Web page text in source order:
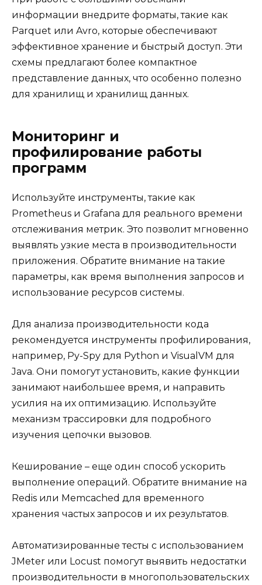
информации внедрите форматы, такие как
Parquet или Avro, которые обеспечивают
эффективное хранение и быстрый доступ. Эти
схемы предлагают более компактное
представление данных, что особенно полезно
для хранилищ и хранилищ данных.
Мониторинг и
профилирование работы
программ
Используйте инструменты, такие как
Prometheus и Grafana для реального времени
отслеживания метрик. Это позволит мгновенно
выявлять узкие места в производительности
приложения. Обратите внимание на такие
параметры, как время выполнения запросов и
использование ресурсов системы.
Для анализа производительности кода
рекомендуется инструменты профилирования,
например, Py-Spy для Python и VisualVM для
Java. Они помогут установить, какие функции
занимают наибольшее время, и направить
усилия на их оптимизацию. Используйте
механизм трассировки для подробного
изучения цепочки вызовов.
Кеширование – еще один способ ускорить
выполнение операций. Обратите внимание на
Redis или Memcached для временного
хранения частых запросов и их результатов.
Автоматизированные тесты с использованием
JMeter или Locust помогут выявить недостатки
производительности в многопользовательских